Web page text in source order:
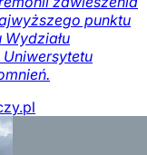
punktu